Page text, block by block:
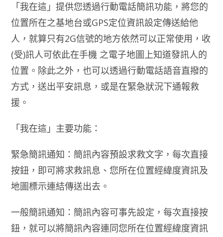
「我在這」提供您透過行動電話簡訊功能，將您的
位置所在之基地台或GPS定位資訊設定傳送給他
人，就算只有2G信號的地方依然可以正常使用，收
(受)訊人可依此在手機 之電子地圖上知道發訊人的
位置。除此之外，也可以透過行動電話語音直撥的
方式，送出平安訊息，或是在緊急狀況下通報救
援。
「我在這」主要功能：
緊急簡訊通知：簡訊內容預設求救文字，每次直接
按鈕，即可將求救訊息、您所在位置經緯度資訊及
地圖標示連結傳送出去。
一般簡訊通知：簡訊內容可事先設定，每次直接按
鈕，就可以將簡訊內容連同您所在位置經緯度資訊